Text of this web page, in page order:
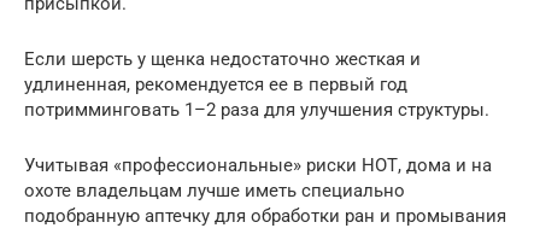
Если шерсть у щенка недостаточно жесткая и
удлиненная, рекомендуется ее в первый год
потримминговать 1–2 раза для улучшения структуры.
Учитывая «профессиональные» риски НОТ, дома и на
охоте владельцам лучше иметь специально
подобранную аптечку для обработки ран и промывания